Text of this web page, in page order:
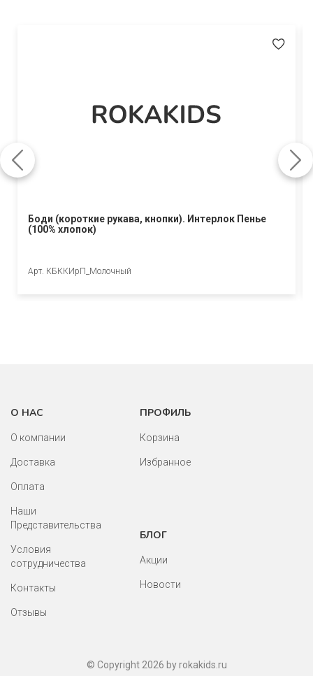
Боди (короткие рукава, кнопки). Интерлок Пенье
(100% хлопок)
Арт. КБККИрП_Молочный
О НАС
О компании
Доставка
Оплата
Наши
Представительства
Условия
сотрудничества
Контакты
Отзывы
ПРОФИЛЬ
Корзина
Избранное
БЛОГ
Акции
Новости
© Copyright 2026 by rokakids.ru